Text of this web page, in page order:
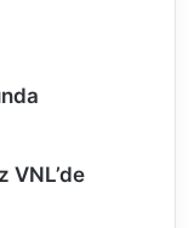
VNL’de